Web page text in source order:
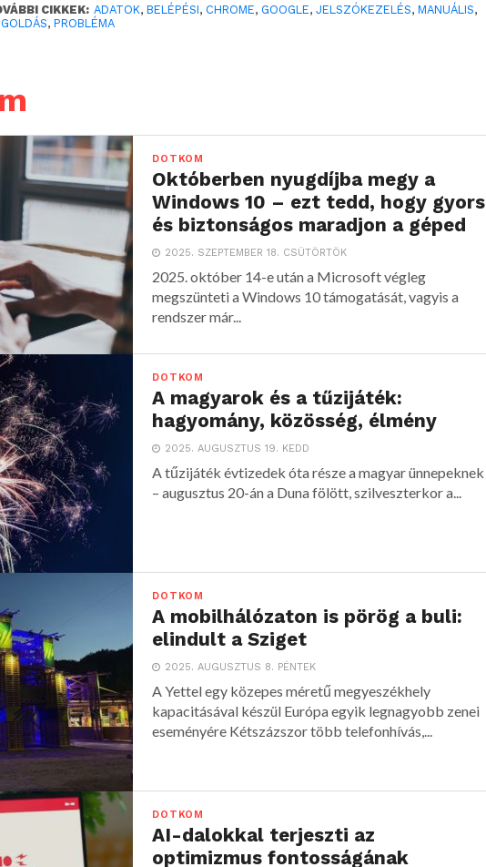
CIKKEK: ADATOK,BELÉPÉSI, CHROME, GOOGLE,JELSZÓKEZELÉS,MANUÁLIS,
,PROBLÉMA
DOTKOM
Októberben nyugdíjba megy a
Windows 10 – ezt tedd, hogy gyors
és biztonságos maradjon a géped
2025. SZEPTEMBER 18. CSÜTÖRTÖK
2025. október 14-e után a Microsoft végleg
megszünteti a Windows 10 támogatását, vagyis a
rendszer már...
DOTKOM
A magyarok és a tűzijáték:
hagyomány, közösség, élmény
2025. AUGUSZTUS 19. KEDD
A tűzijáték évtizedek óta része a magyar ünnepeknek
– augusztus 20-án a Duna fölött, szilveszterkor a...
DOTKOM
A mobilhálózaton is pörög a buli:
elindult a Sziget
2025. AUGUSZTUS 8. PÉNTEK
A Yettel egy közepes méretű megyeszékhely
kapacitásával készül Európa egyik legnagyobb zenei
eseményére Kétszázszor több telefonhívás,...
DOTKOM
AI-dalokkal terjeszti az
optimizmus fontosságának